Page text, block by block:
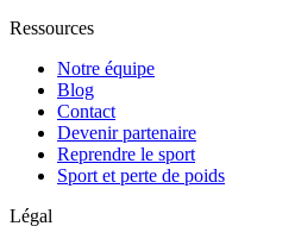
Ressources
Notre équipe
Blog
Contact
Devenir partenaire
Reprendre le sport
Sport et perte de poids
Légal